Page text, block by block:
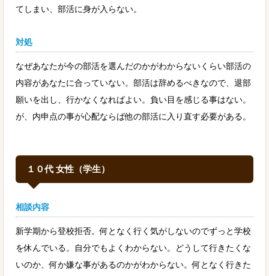
てしまい、部活に身が入らない。
対処
なぜあなたが今の部活を選んだのかがわからないくらい部活の
内容があなたに合っていない。部活は辞めるべきなので、退部
願いを出し、行かなくなればよい。負い目を感じる事はない。
が、内申点の事が心配ならば他の部活に入り直す必要がある。
１０代 女性（学生）
相談内容
新学期から登校拒否。何となく行く気がしないのでずっと学校
を休んでいる。自分でもよくわからない。どうして行きたくな
いのか、何か嫌な事があるのかがわからない。何となく行きた